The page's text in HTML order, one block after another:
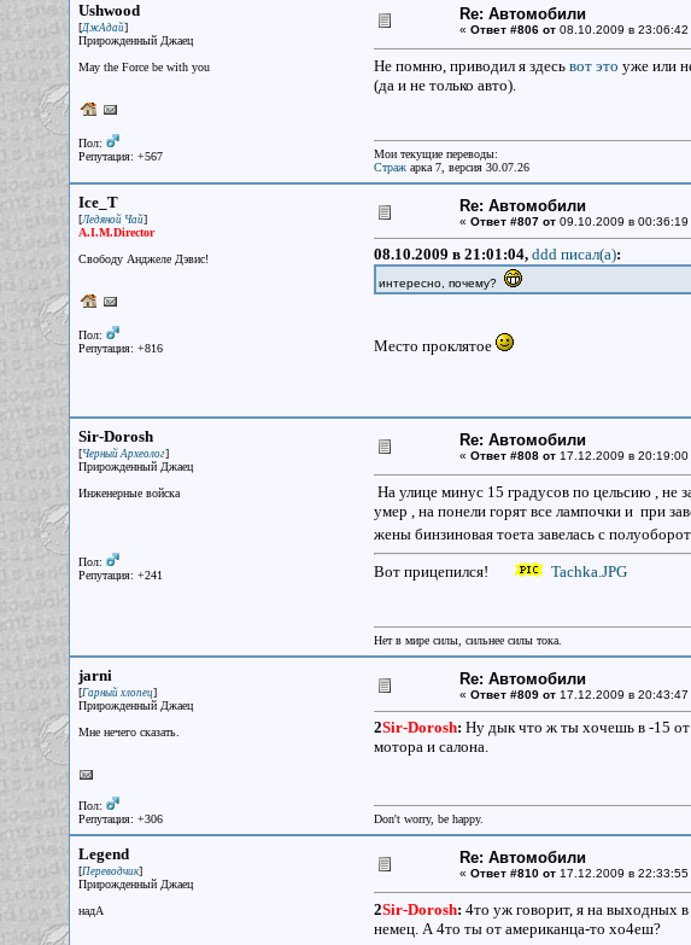
Ushwood
[ДжАдай]
Прирожденный Джаец
May the Force be with you
Пол:
Репутация: +567
Re: Автомобили
« Ответ #806 от 08.10.2009 в 23:06:42
Не помню, приводил я здесь вот это уже или
(да и не только авто).
Мои текущие переводы:
Страж арка 7, версия 30.07.26
Ice_T
[Ледяной Чай]
A.I.M.Director
Свободу Анджеле Дэвис!
Пол:
Репутация: +816
Re: Автомобили
« Ответ #807 от 09.10.2009 в 00:36:19
08.10.2009 в 21:01:04, ddd писал(a):
интересно, почему?
Место проклятое
Sir-Dorosh
[Черный Археолог]
Прирожденный Джаец
Инженерные войска
Пол:
Репутация: +241
Re: Автомобили
« Ответ #808 от 17.12.2009 в 20:19:00
На улице минус 15 градусов по цельсию , не
умер , на понели горят все лампочки и при
жены бинзиновая тоета завелась с
Вот прицепился! Tachka.JPG
Нет в мире силы, сильнее силы тока.
jarni
[Гарный хлопец]
Прирожденный Джаец
Мне нечего сказать.
Пол:
Репутация: +306
Re: Автомобили
« Ответ #809 от 17.12.2009 в 20:43:47
2Sir-Dorosh: Ну дык что ж ты хочешь в -15 от
мотора и салона.
Don't worry, be happy.
Legend
[Переводчик]
Прирожденный Джаец
надА
Re: Автомобили
« Ответ #810 от 17.12.2009 в 22:33:55
2Sir-Dorosh: 4то уж говорит, я на выходных
немец. А 4то ты от американца-то хо4еш?